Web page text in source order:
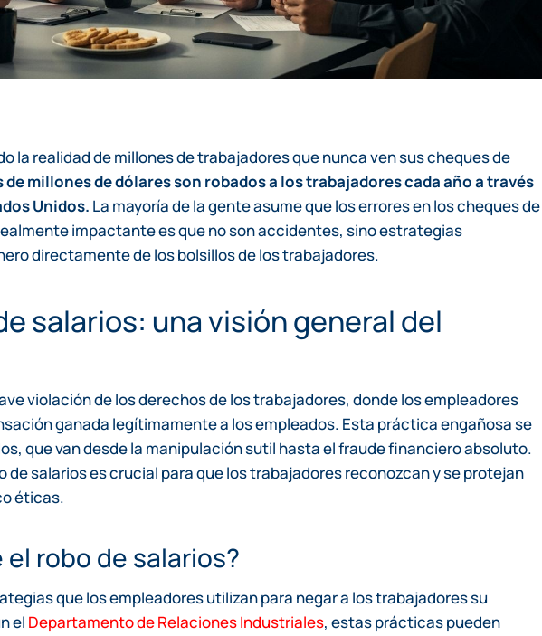
la realidad de millones de trabajadores que nunca ven sus cheques de
de millones de dólares son robados a los trabajadores cada año a través
Unidos. La mayoría de la gente asume que los errores en los cheques de
impactante es que no son accidentes, sino estrategias
directamente de los bolsillos de los trabajadores.
salarios: una visión general del
violación de los derechos de los trabajadores, donde los empleadores
ganada legítimamente a los empleados. Esta práctica engañosa se
que van desde la manipulación sutil hasta el fraude financiero absoluto.
de salarios es crucial para que los trabajadores reconozcan y se protejan
éticas.
robo de salarios?
que los empleadores utilizan para negar a los trabajadores su
el Departamento de Relaciones Industriales, estas prácticas pueden